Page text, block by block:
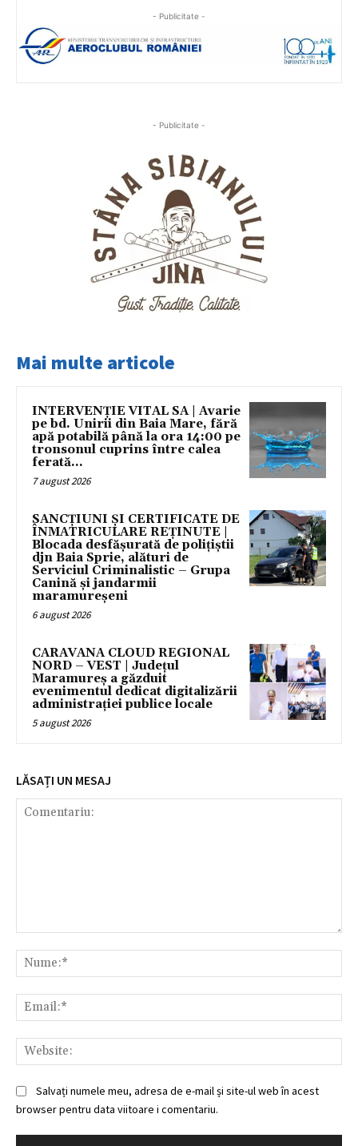
- Publicitate -
- Publicitate -
Mai multe articole
INTERVENȚIE VITAL SA | Avarie
pe bd. Unirii din Baia Mare, fără
apă potabilă până la ora 14:00 pe
tronsonul cuprins între calea
ferată...
7 august 2026
SANCȚIUNI ȘI CERTIFICATE DE
ÎNMATRICULARE REȚINUTE |
Blocada desfășurată de polițiștii
djn Baia Sprie, alături de
Serviciul Criminalistic – Grupa
Canină și jandarmii
maramureșeni
6 august 2026
CARAVANA CLOUD REGIONAL
NORD – VEST | Județul
Maramureș a găzduit
evenimentul dedicat digitalizării
administrației publice locale
5 august 2026
LĂSAȚI UN MESAJ
Salvați numele meu, adresa de e-mail și site-ul web în acest
browser pentru data viitoare i comentariu.